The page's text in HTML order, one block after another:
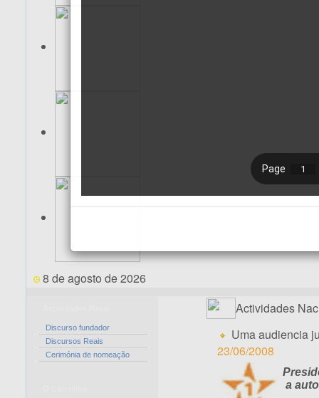
8 de agosto de 2026
Discurso fundador
Discursos Reais
Cerimónia de nomeação
Actividades
Uma audiencia
23/06/2008
a